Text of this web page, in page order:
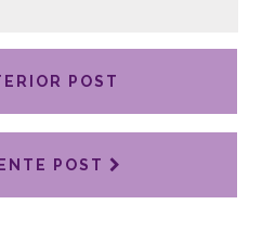
POST
POST